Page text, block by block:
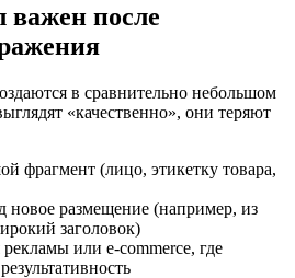
важен после
в сравнительно небольшом
«качественно», они теряют
фрагмент (лицо, этикетку товара,
новое размещение (например, из
заголовок)
или e‑commerce, где